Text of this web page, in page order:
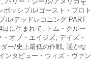
ポッシブル/ゴースト・プロト
ル/デッドレコニング PART
日に生まれて,
トム・クルー
・オブ・エイジズ, デイズ・
ダー/史上最低の作戦, 遥かな
ンタビュー・ウィズ・ヴァン